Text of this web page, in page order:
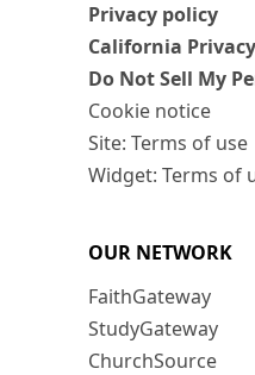
Privacy policy
California
Do Not Sell My
Cookie notice
Site: Terms of use
Widget: Terms of
OUR NETWORK
FaithGateway
StudyGateway
ChurchSource